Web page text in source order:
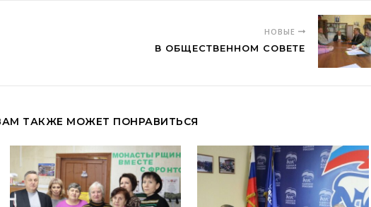
НОВЫЕ
В ОБЩЕСТВЕННОМ СОВЕТЕ
ТАКЖЕ МОЖЕТ ПОНРАВИТЬСЯ